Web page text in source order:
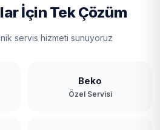
İçin Tek Çözüm
servis hizmeti sunuyoruz
Beko
Özel Servisi